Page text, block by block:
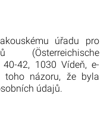
úřadu pro
40-42, 1030 Vídeň, e-
toho názoru, že byla
údajů.